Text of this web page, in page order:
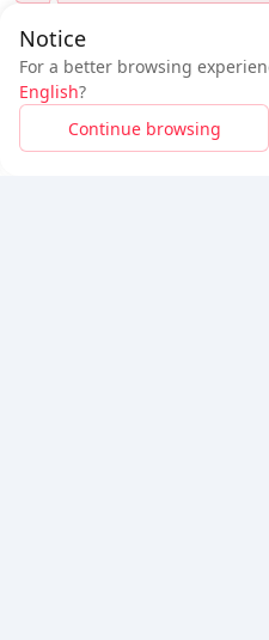
$0.61
BuffBuffアプリで$0.32お得
BuffBuffアプ
ダウンロードして50ポ
Notice
For a better browsing
English?
Continue browsing
フォローする
5% OFF5% OFF